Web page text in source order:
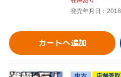
発売年月日：
カートへ追加